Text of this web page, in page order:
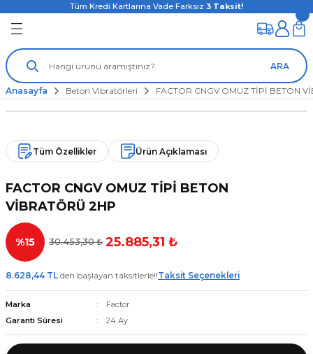
Tüm Kredi Kartlarına Vade Farksız 3 Taksit!
ARA
Anasayfa Beton Vibratörleri FACTOR CNGV OMUZ TİPİ BETON
Tüm Özellikler Ürün Açıklaması
FACTOR CNGV OMUZ TİPİ BETON
VİBRATÖRÜ 2HP
%15 30.453,30 ₺ 25.885,31 ₺
8.628,44 TL den başlayan taksitlerle!!Taksit Seçenekleri
Marka
Factor
Garanti Süresi
24 Ay